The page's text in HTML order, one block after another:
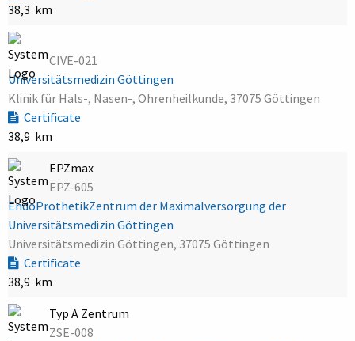
38,3 km
CIVE-021
Universitätsmedizin Göttingen
Klinik für Hals-, Nasen-, Ohrenheilkunde, 37075 Göttingen
Certificate
38,9 km
EPZmax
EPZ-605
EndoProthetikZentrum der Maximalversorgung der
Universitätsmedizin Göttingen
Universitätsmedizin Göttingen, 37075 Göttingen
Certificate
38,9 km
Typ A Zentrum
ZSE-008